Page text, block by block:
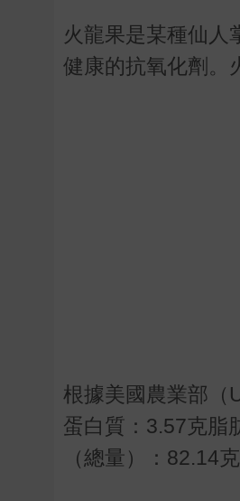
火龍果是某種仙人
健康的抗氧化劑。
根據美國農業部（
蛋白質：3.57克脂
（總量）：82.14